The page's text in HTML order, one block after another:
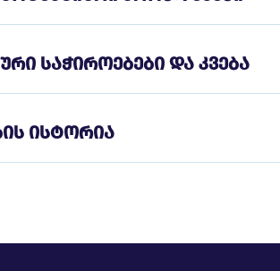
საჭიროებები და კვება
ისტორია